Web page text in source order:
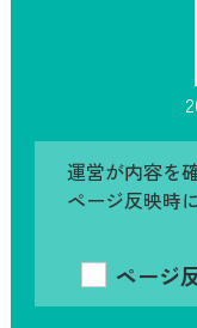
運営が内容を
ページ反映時
ページ